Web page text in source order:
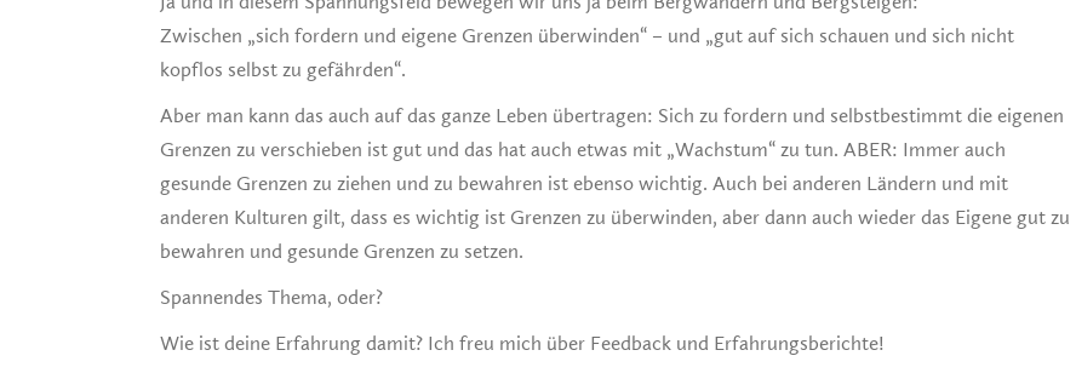
Zwischen „sich fordern und eigene Grenzen überwinden“ – und „gut auf sich schauen und sich nicht
kopflos selbst zu gefährden“.
Aber man kann das auch auf das ganze Leben übertragen: Sich zu fordern und selbstbestimmt die eigenen
Grenzen zu verschieben ist gut und das hat auch etwas mit „Wachstum“ zu tun. ABER: Immer auch
gesunde Grenzen zu ziehen und zu bewahren ist ebenso wichtig. Auch bei anderen Ländern und mit
anderen Kulturen gilt, dass es wichtig ist Grenzen zu überwinden, aber dann auch wieder das Eigene gut zu
bewahren und gesunde Grenzen zu setzen.
Spannendes Thema, oder?
Wie ist deine Erfahrung damit? Ich freu mich über Feedback und Erfahrungsberichte!